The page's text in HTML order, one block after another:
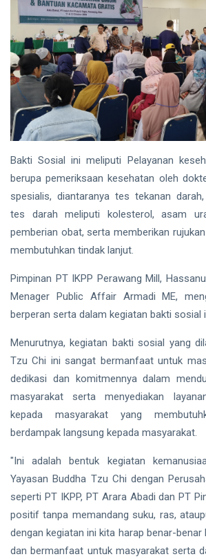
Donald Trump
PT IKPP Perawang
KPK
Politik
PSSI
Bakti Sosial ini meliputi Pelayanan
berupa pemeriksaan kesehatan oleh
spesialis, diantaranya tes tekanan
tes darah meliputi kolesterol, asam
pemberian obat, serta memberikan
membutuhkan tindak lanjut.
Pimpinan PT IKPP Perawang Mill,
Menager Public Affair Armadi ME,
berperan serta dalam kegiatan bakti sosial
Menurutnya, kegiatan bakti sosial yang
Tzu Chi ini sangat bermanfaat untuk
dedikasi dan komitmennya dalam
masyarakat serta menyediakan
kepada masyarakat yang
berdampak langsung kepada masyarakat.
"Ini adalah bentuk kegiatan
Yayasan Buddha Tzu Chi dengan
seperti PT IKPP, PT Arara Abadi dan PT
positif tanpa memandang suku, ras,
dengan kegiatan ini kita harap benar-benar
dan bermanfaat untuk masyarakat serta